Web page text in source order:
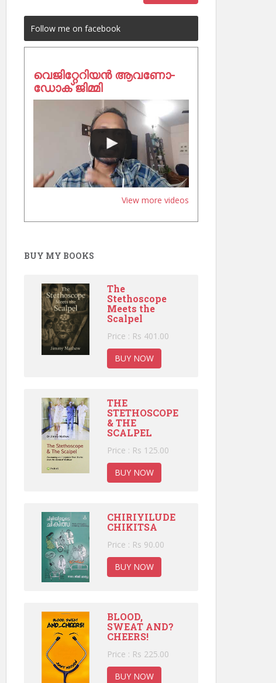
Follow me on facebook
വെജിറ്റേറിയൻ ആവണോ-
ഡോക് ജിമ്മി
View more videos
BUY MY BOOKS
The
Stethoscope
Meets the
Scalpel
Price : Rs 401.00
BUY NOW
THE
STETHOSCOPE
& THE
SCALPEL
Price : Rs 125.00
BUY NOW
CHIRIYILUDE
CHIKITSA
Price : Rs 90.00
BUY NOW
BLOOD,
SWEAT AND?
CHEERS!
Price : Rs 225.00
BUY NOW